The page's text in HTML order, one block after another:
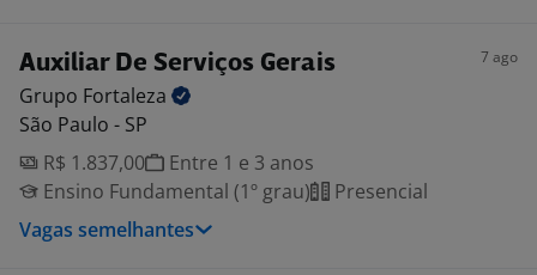
Auxiliar De Serviços Gerais 7 ago
Grupo Fortaleza
São Paulo - SP
R$ 1.837,00
Entre 1 e 3 anos
Ensino Fundamental (1º grau)
Presencial
Vagas semelhantes